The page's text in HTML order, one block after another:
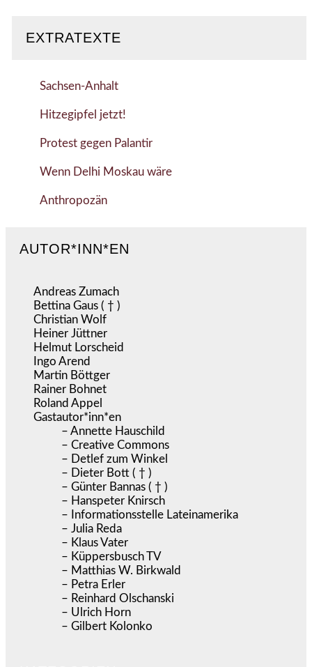
EXTRATEXTE
Sachsen-Anhalt
Hitzegipfel jetzt!
Protest gegen Palantir
Wenn Delhi Moskau wäre
Anthropozän
AUTOR*INN*EN
Andreas Zumach
Bettina Gaus ( † )
Christian Wolf
Heiner Jüttner
Helmut Lorscheid
Ingo Arend
Martin Böttger
Rainer Bohnet
Roland Appel
Gastautor*inn*en
– Annette Hauschild
– Creative Commons
– Detlef zum Winkel
– Dieter Bott ( † )
– Günter Bannas ( † )
– Hanspeter Knirsch
– Informationsstelle Lateinamerika
– Julia Reda
– Klaus Vater
– Küppersbusch TV
– Matthias W. Birkwald
– Petra Erler
– Reinhard Olschanski
– Ulrich Horn
– Gilbert Kolonko